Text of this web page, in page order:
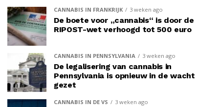
CANNABIS IN FRANKRIJK 3 weken ago
De boete voor „cannabis“ is door de
RIPOST-wet verhoogd tot 500 euro
CANNABIS IN PENNSYLVANIA 3 weken ago
De legalisering van cannabis in
Pennsylvania is opnieuw in de wacht
gezet
CANNABIS IN DE VS 3 weken ago